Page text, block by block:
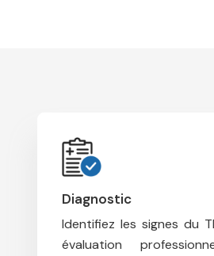
Diagnostic
Identifiez les signes du
évaluation